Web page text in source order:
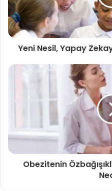
Yeni Nesil, Yapay
Obezitenin